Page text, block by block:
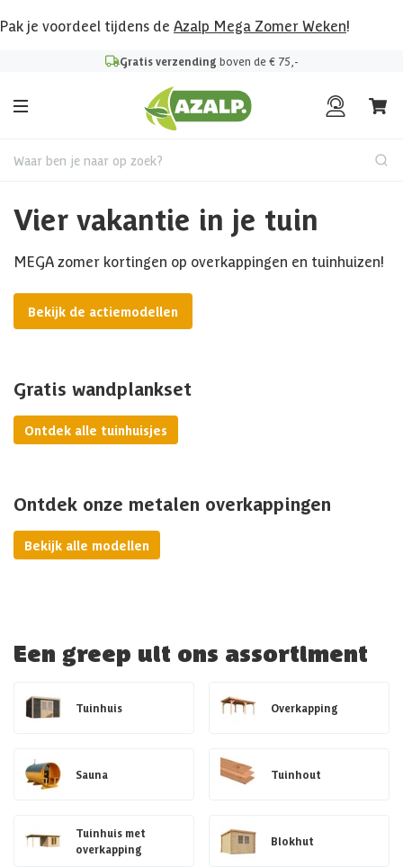
Pak je voordeel tijdens de Azalp Mega Zomer Weken!
Gratis verzending boven de € 75,-
Waar ben je naar op zoek?
Vier vakantie in je tuin
MEGA zomer kortingen op overkappingen en tuinhuizen!
Bekijk de actiemodellen
Gratis wandplankset
Ontdek alle tuinhuisjes
Ontdek onze metalen overkappingen
Bekijk alle modellen
Een greep uit ons assortiment
Tuinhuis Overkapping
Sauna Tuinhout
Tuinhuis met
overkapping
Blokhut